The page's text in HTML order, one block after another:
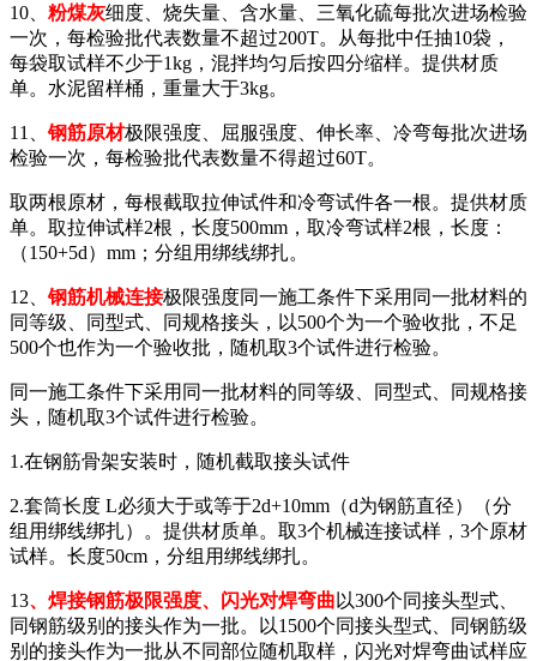
10、 粉煤灰细度、烧失量、含水量、三氧化硫每批次进场检验
一次，每检验批代表数量不超过200T。从每批中任抽10袋，
每袋取试样不少于1kg，混拌均匀后按四分缩样。提供材质
单。水泥留样桶，重量大于3kg。
11、钢筋原材极限强度、屈服强度、伸长率、冷弯每批次进场
检验一次，每检验批代表数量不得超过60T。
取两根原材，每根截取拉伸试件和冷弯试件各一根。提供材质
单。取拉伸试样2根，长度500mm，取冷弯试样2根，长度：
（150+5d）mm；分组用绑线绑扎。
12、钢筋机械连接极限强度同一施工条件下采用同一批材料的
同等级、同型式、同规格接头，以500个为一个验收批，不足
500个也作为一个验收批，随机取3个试件进行检验。
同一施工条件下采用同一批材料的同等级、同型式、同规格接
头，随机取3个试件进行检验。
1.在钢筋骨架安装时，随机截取接头试件
2.套筒长度 L必须大于或等于2d+10mm（d为钢筋直径）（分
组用绑线绑扎）。提供材质单。取3个机械连接试样，3个原材
试样。长度50cm，分组用绑线绑扎。
13、焊接钢筋极限强度、闪光对焊弯曲 以300个同接头型式、
同钢筋级别的接头作为一批。以1500个同接头型式、同钢筋级
别的接头作为一批从不同部位随机取样，闪光对焊弯曲试样应